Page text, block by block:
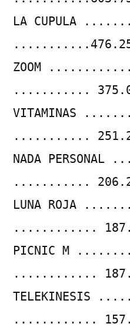
LA CUPULA
ZOOM
...........
VITAMINAS
...........
NADA
...........
LUNA ROJA
............
PICNIC M
............
TELEKINESIS
............